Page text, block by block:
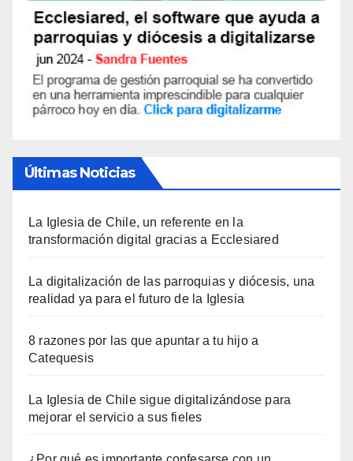
Últimas Noticias
La Iglesia de Chile, un referente en la
transformación digital gracias a Ecclesiared
La digitalización de las parroquias y diócesis, una
realidad ya para el futuro de la Iglesia
8 razones por las que apuntar a tu hijo a
Catequesis
La Iglesia de Chile sigue digitalizándose para
mejorar el servicio a sus fieles